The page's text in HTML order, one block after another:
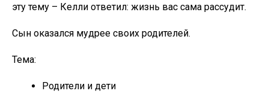
эту тему – Келли ответил: жизнь вас сама рассудит.
Сын оказался мудрее своих родителей.
Тема:
Родители и дети